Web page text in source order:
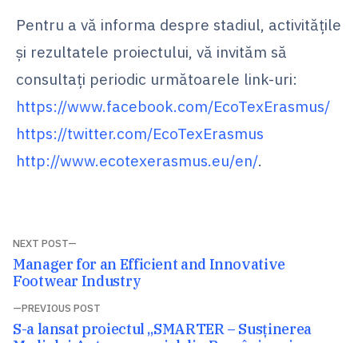
Pentru a vă informa despre stadiul, activitățile
și rezultatele proiectului, vă invităm să
consultați periodic următoarele link-uri:
https://www.facebook.com/EcoTexErasmus/
https://twitter.com/EcoTexErasmus
http://www.ecotexerasmus.eu/en/.
Navigare
în
articole
PREVIOUS POST
Previous
S-a lansat proiectul „SMARTER – Susținerea
NEXT POST
Next
post:
Manager for an Efficient and Innovative
Footwear Industry